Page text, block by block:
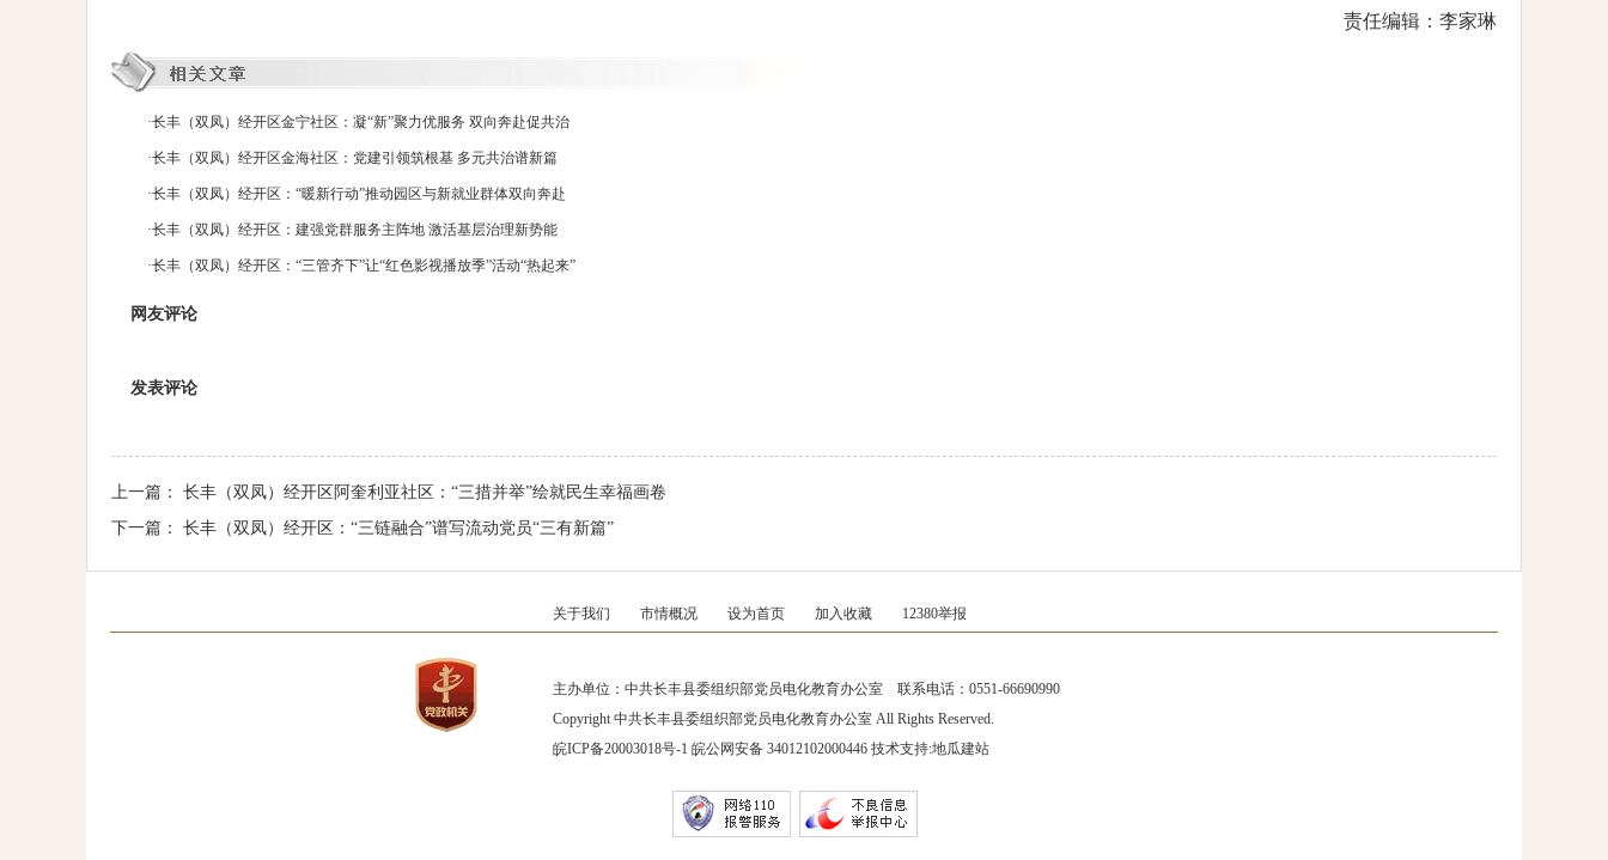
责任编辑：李家琳
·长丰（双凤）经开区金宁社区：凝“新”聚力优服务 双向奔赴促共治
·长丰（双凤）经开区金海社区：党建引领筑根基 多元共治谱新篇
·长丰（双凤）经开区：“暖新行动”推动园区与新就业群体双向奔赴
·长丰（双凤）经开区：建强党群服务主阵地 激活基层治理新势能
·长丰（双凤）经开区：“三管齐下”让“红色影视播放季”活动“热起来”
网友评论
发表评论
上一篇： 长丰（双凤）经开区阿奎利亚社区：“三措并举”绘就民生幸福画卷
下一篇： 长丰（双凤）经开区：“三链融合”谱写流动党员“三有新篇”
关于我们 市情概况 设为首页 加入收藏 12380举报
主办单位：中共长丰县委组织部党员电化教育办公室 联系电话：0551-66690990
Copyright 中共长丰县委组织部党员电化教育办公室 All Rights Reserved.
皖ICP备20003018号-1 皖公网安备 34012102000446 技术支持:地瓜建站